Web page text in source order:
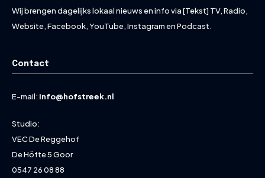
Wij brengen dagelijks lokaal nieuws en info via [Tekst] TV, Radio,
Website, Facebook, YouTube, Instagram en Podcast.
Contact
E-mail: info@hofstreek.nl
Studio:
VEC De Reggehof
De Höfte 5 Goor
0547 26 08 88